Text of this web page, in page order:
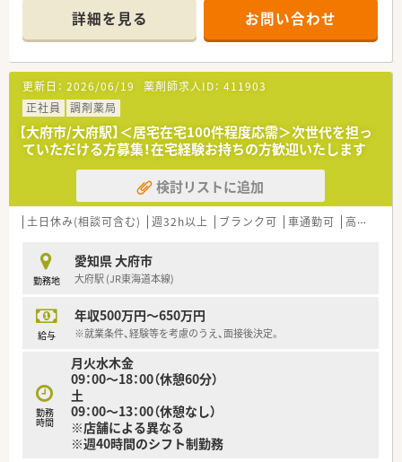
■自社で医療モールを計画しクリニックを誘致する開業支援も
実施
■在宅医療にも積極的に取り組み自社で介護事業も展開中で
す。
■システム導入にも力を入れており効率化的な業務が可能で
す。
■海外事業としてハワイにも介護施設を展開中
＼＼こんな方におススメ／／
■社内の風通しも良く積極的にチャレンジのできる社風です。
■平均年齢は約35歳と若い薬剤師も活躍中
＼＼働き方について／／
■完全週休2日以上で、仕事とプライベートの両立がしやすい環
■年間休日122日（2015年度実績）
■休憩60分！中抜けなしでご勤務可能です。
■子育て支援の制度を整えており、仕事復帰などがしやすいよう
い会社です。
■日本一のモデル薬局を目指し様々な社員制度を準備していま
す。
■薬剤一部負担金免除（ご家族含む）やインフルエンザのワクチ
ン接種など、福利厚生も充実しています。
＼＼充実の研修制度／／
詳細を見る お問い合わせ
更新日： 2026/06/19 薬剤師求人ID： 411903
正社員
調剤薬局
【大府市/大府駅】＜居宅在宅100件程度応需＞次世代を担っ
ていただける方募集！在宅経験お持ちの方歓迎いたします
検討リストに追加
土日休み(相談可含む) 週32h以上 ブランク可 車通勤可 高給与(600万円以上)
勤務地
愛知県 大府市
大府駅 (JR東海道本線)
給与
年収500万円～650万円
※就業条件、経験等を考慮のうえ、面接後決定。
勤務
時間
月火水木金
09：00～18：00（休憩60分）
土
09：00～13：00（休憩なし）
※店舗による異なる
※週40時間のシフト制勤務